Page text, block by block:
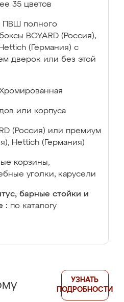
35 цветов
ПВШ полного
BOYARD (Россия),
(Германия) с
дверок или без этой
или корпуса
(Россия) или премиум
Hettich (Германия)
корзины,
уголки, карусели
барные стойки и
: по каталогу
УЗНАТЬ
ПОДРОБНОСТИ